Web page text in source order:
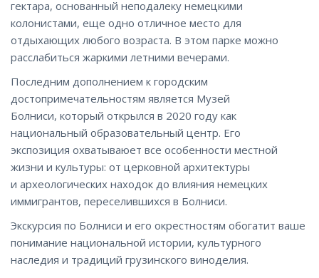
гектара, основанный неподалеку немецкими
колонистами, еще одно отличное место для
отдыхающих любого возраста. В этом парке можно
расслабиться жаркими летними вечерами.
Последним дополнением к городским
достопримечательностям является Музей
Болниси, который открылся в 2020 году как
национальный образовательный центр. Его
экспозиция охватываюет все особенности местной
жизни и культуры: от церковной архитектуры
и археологических находок до влияния немецких
иммигрантов, переселившихся в Болниси.
Экскурсия по Болниси и его окрестностям обогатит ваше
понимание национальной истории, культурного
наследия и традиций грузинского виноделия.